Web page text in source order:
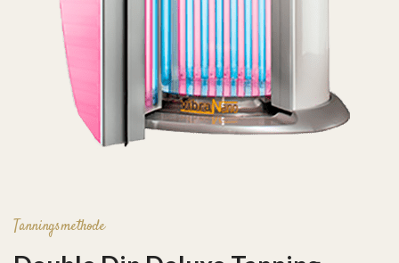
Tanningsmethode